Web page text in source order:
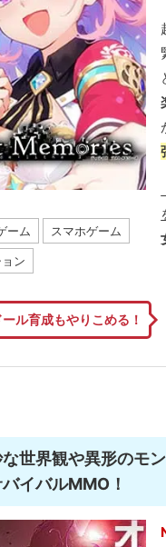
ーム スマホゲーム
ン
ル育成もやりこめる！
な世界観や異形のモ
イバルMMO！